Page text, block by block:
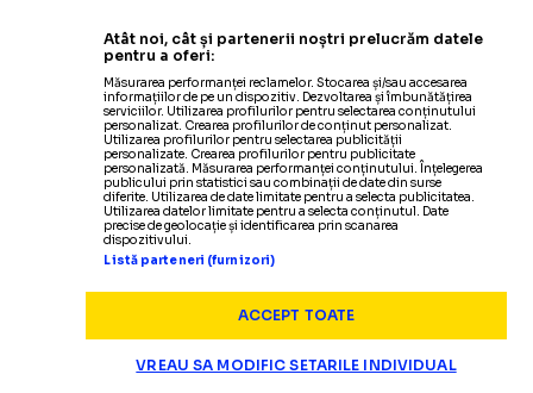
Atât noi, cât și partenerii noștri prelucrăm datele
pentru a oferi:
Măsurarea performanței reclamelor. Stocarea și/sau accesarea
informațiilor de pe un dispozitiv. Dezvoltarea și îmbunătățirea
serviciilor. Utilizarea profilurilor pentru selectarea conținutului
personalizat. Crearea profilurilor de conținut personalizat.
Utilizarea profilurilor pentru selectarea publicității
personalizate. Crearea profilurilor pentru publicitate
personalizată. Măsurarea performanței conținutului. Înțelegerea
publicului prin statistici sau combinații de date din surse
diferite. Utilizarea de date limitate pentru a selecta publicitatea.
Utilizarea datelor limitate pentru a selecta conținutul. Date
precise de geolocație și identificarea prin scanarea
dispozitivului.
Listă parteneri (furnizori)
ACCEPT TOATE
VREAU SA MODIFIC SETARILE INDIVIDUAL